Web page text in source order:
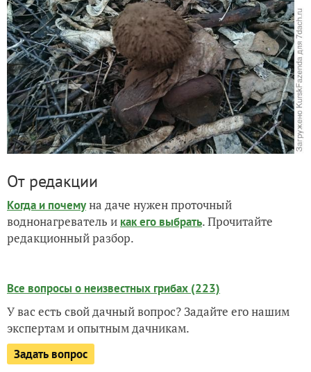
От редакции
Когда и почемуна даче нужен проточный
воднонагреватель и как его выбрать. Прочитайте
редакционный разбор.
Все вопросы о неизвестных грибах (223)
У вас есть свой дачный вопрос? Задайте его нашим
экспертам и опытным дачникам.
Задать вопрос